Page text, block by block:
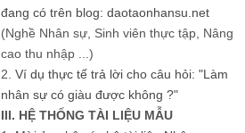
đang có trên blog: daotaonhansu.net
(Nghề Nhân sự, Sinh viên thực tập, Nâng
cao thu nhập ...)
2. Ví dụ thực tế trả lời cho câu hỏi: "Làm
nhân sự có giàu được không ?"
III. HỆ THỐNG TÀI LIỆU MẪU